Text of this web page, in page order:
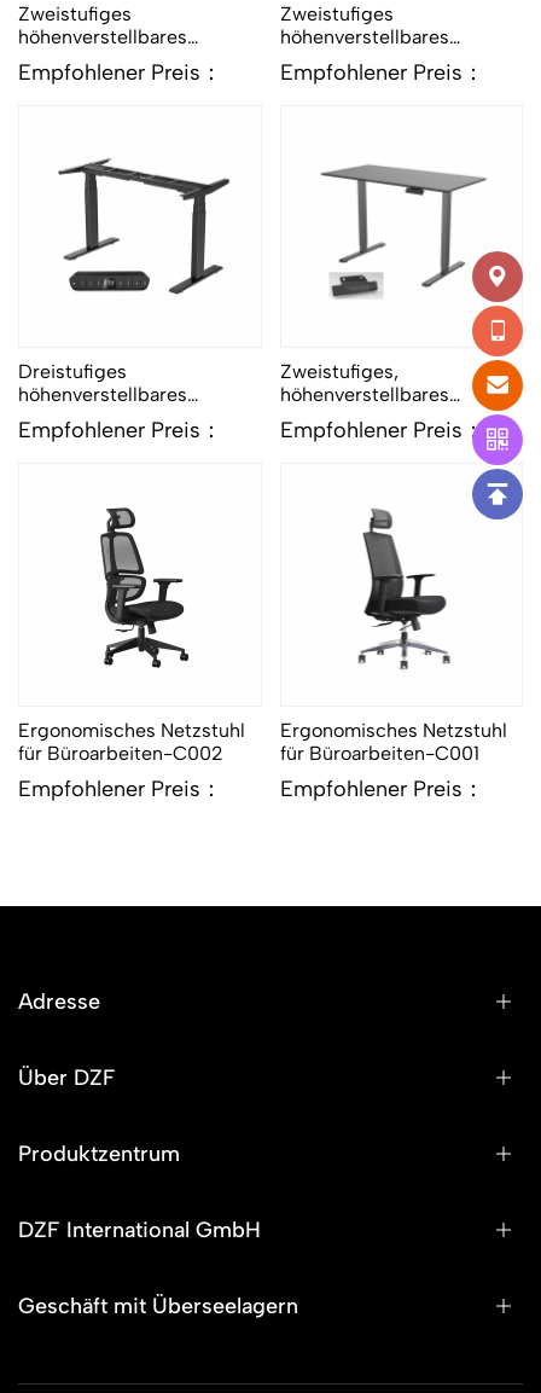
Zweistufiges
höhenverstellbares
Tischgestell-2B
Empfohlener Preis：
Zweistufiges
höhenverstellbares
Tischgestell-3W
Empfohlener Preis：
Dreistufiges
höhenverstellbares
Tischgestell-ZR32Q
Empfohlener Preis：
Zweistufiges,
höhenverstellbares
Tischgestell (inklusive
Schreibtischplatte) – 5B
Empfohlener Preis：
Ergonomisches Netzstuhl
für Büroarbeiten-C002
Empfohlener Preis：
Ergonomisches Netzstuhl
für Büroarbeiten-C001
Empfohlener Preis：
Adresse
Über DZF
Produktzentrum
DZF International GmbH
Geschäft mit Überseelagern